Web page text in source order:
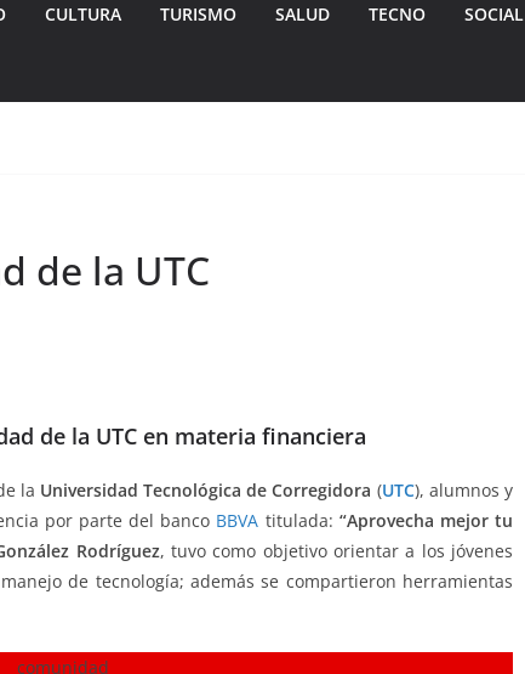
CULTURA TURISMO SALUD TECNO SOCIAL
de la UTC
de la UTC en materia financiera
la Universidad Tecnológica de Corregidora (UTC), alumnos y
por parte del banco BBVA titulada: “Aprovecha mejor tu
Rodríguez, tuvo como objetivo orientar a los jóvenes
de tecnología; además se compartieron herramientas